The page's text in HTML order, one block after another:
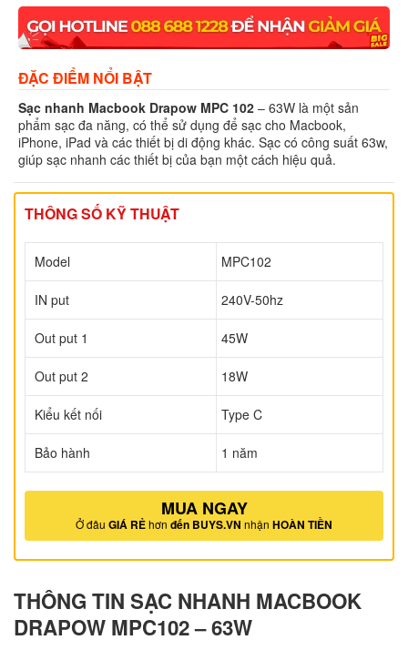
ĐẶC ĐIỂM NỔI BẬT
Sạc nhanh Macbook Drapow MPC 102 – 63W là một sản
phẩm sạc đa năng, có thể sử dụng để sạc cho Macbook,
iPhone, iPad và các thiết bị di động khác. Sạc có công suất 63w,
giúp sạc nhanh các thiết bị của bạn một cách hiệu quả.
THÔNG SỐ KỸ THUẬT
Model MPC102
IN put 240V-50hz
Out put 1 45W
Out put 2 18W
Kiểu kết nối Type C
Bảo hành 1 năm
MUA NGAY
Ở đâu GIÁ RẺhơn đến BUYS.VN nhận HOÀN TIỀN
THÔNG TIN SẠC NHANH MACBOOK
DRAPOW MPC102 – 63W